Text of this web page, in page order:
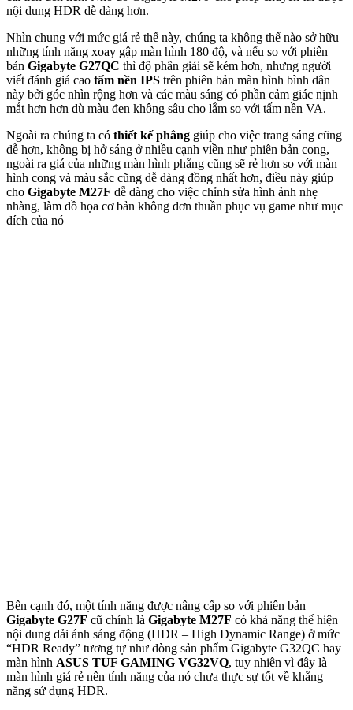
nội dung HDR dễ dàng hơn.
Nhìn chung với mức giá rẻ thế này, chúng ta không thể nào sở hữu
những tính năng xoay gập màn hình 180 độ, và nếu so với phiên
bản Gigabyte G27QC thì độ phân giải sẽ kém hơn, nhưng người
viết đánh giá cao tấm nền IPS trên phiên bản màn hình bình dân
này bởi góc nhìn rộng hơn và các màu sáng có phần cảm giác nịnh
mắt hơn hơn dù màu đen không sâu cho lắm so với tấm nền VA.
Ngoài ra chúng ta có thiết kế phẳng giúp cho việc trang sáng cũng
dễ hơn, không bị hở sáng ở nhiều cạnh viền như phiên bản cong,
ngoài ra giá của những màn hình phẳng cũng sẽ rẻ hơn so với màn
hình cong và màu sắc cũng dễ dàng đồng nhất hơn, điều này giúp
cho Gigabyte M27F dễ dàng cho việc chỉnh sửa hình ảnh nhẹ
nhàng, làm đồ họa cơ bản không đơn thuần phục vụ game như mục
đích của nó
Bên cạnh đó, một tính năng được nâng cấp so với phiên bản
Gigabyte G27F cũ chính là Gigabyte M27F có khả năng thể hiện
nội dung dải ánh sáng động (HDR – High Dynamic Range) ở mức
“HDR Ready” tương tự như dòng sản phẩm Gigabyte G32QC hay
màn hình ASUS TUF GAMING VG32VQ, tuy nhiên vì đây là
màn hình giá rẻ nên tính năng của nó chưa thực sự tốt về khẳng
năng sử dụng HDR.